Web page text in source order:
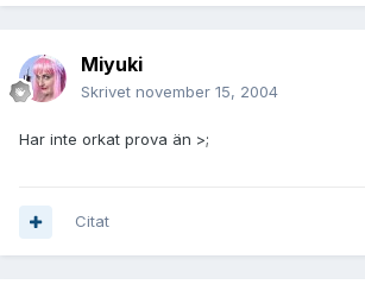
Miyuki
Skrivet november 15, 2004
Har inte orkat prova än >;
Citat